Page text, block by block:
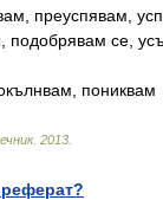
преуспявам,
подобрявам се,
пониквам
. 2013